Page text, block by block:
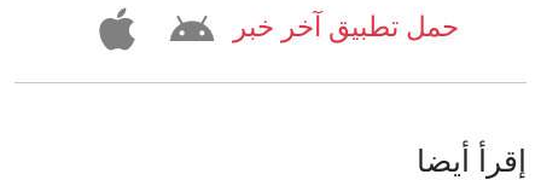
حمل تطبيق آخر خبر
إقرأ أيضا